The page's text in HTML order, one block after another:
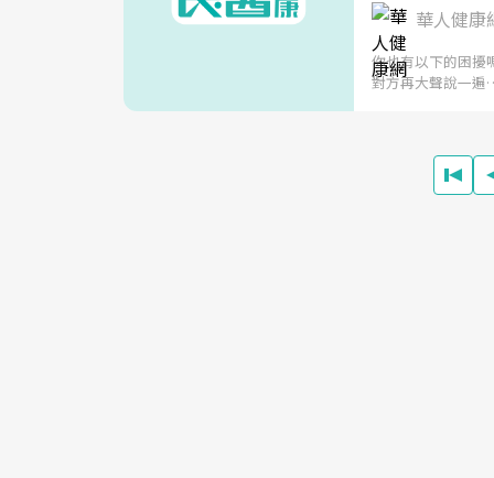
華人健康
你也有以下的困擾
對方再大聲說一